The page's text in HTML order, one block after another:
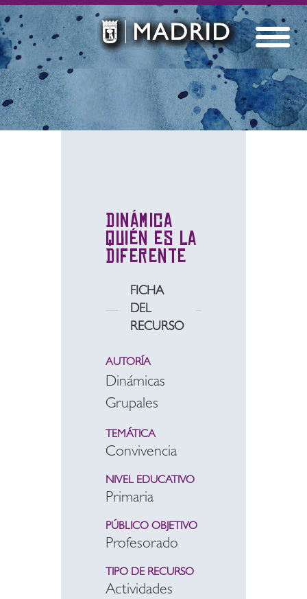
Dinámica
Quién es la
Diferente
FICHA
DEL
RECURSO
AUTORÍA
Dinámicas
Grupales
TEMÁTICA
Convivencia
NIVEL EDUCATIVO
Primaria
PÚBLICO OBJETIVO
Profesorado
TIPO DE RECURSO
Actividades